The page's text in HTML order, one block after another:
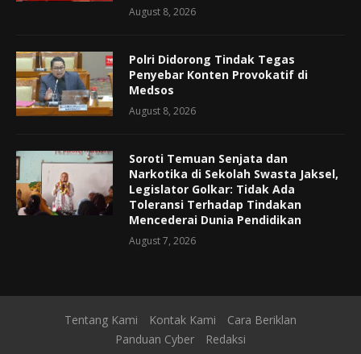
August 8, 2026
Polri Didorong Tindak Tegas
Penyebar Konten Provokatif di
Medsos
August 8, 2026
Soroti Temuan Senjata dan
Narkotika di Sekolah Swasta Jaksel,
Legislator Golkar: Tidak Ada
Toleransi Terhadap Tindakan
Mencederai Dunia Pendidikan
August 7, 2026
Tentang Kami Kontak Kami
Cara Beriklan
Panduan Cyber
Redaksi